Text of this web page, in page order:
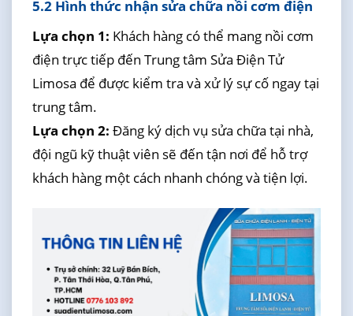
5.2 Hình thức nhận sửa chữa nồi cơm điện
Lựa chọn 1: Khách hàng có thể mang nồi cơm
điện trực tiếp đến Trung tâm Sửa Điện Tử
Limosa để được kiểm tra và xử lý sự cố ngay tại
trung tâm.
Lựa chọn 2: Đăng ký dịch vụ sửa chữa tại nhà,
đội ngũ kỹ thuật viên sẽ đến tận nơi để hỗ trợ
khách hàng một cách nhanh chóng và tiện lợi.